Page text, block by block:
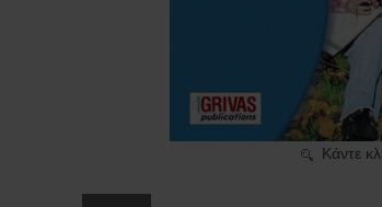
Κάντε